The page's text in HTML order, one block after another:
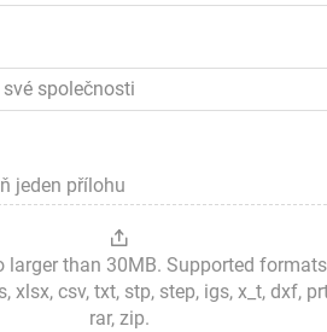
jeden přílohu
larger than 30MB. Supported
xlsx, csv, txt, stp, step, igs, x_t, dxf,
rar, zip.